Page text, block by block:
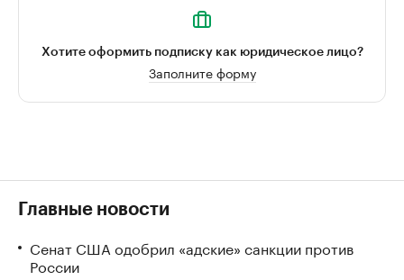
Хотите оформить подписку как юридическое лицо?
Заполните форму
Главные новости
Сенат США одобрил «адские» санкции против
России